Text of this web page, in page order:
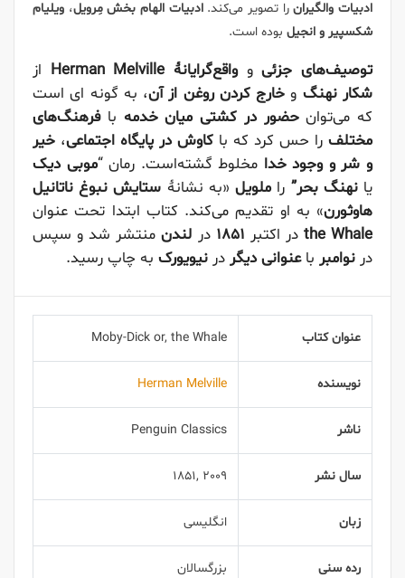
ادبیات والگیرانرا تصویر می‌کند.ادبیات الهام بخش مِرویل، ویلیام
شکسپیر و انجیل بوده‌ است.
توصیف‌های جزئیوواقع‌گرایانهٔ Herman Melville از
شکار نهنگ و خارج کردن روغن از آن، به گونه ای است
که می‌توانحضور در کشتی میان خدمه بافرهنگ‌های
مختلف را حس کرد که با کاوش در پایگاه اجتماعی، خیر
و شر و وجود خدا مخلوط گشته‌است. رمان “موبی دیک
یانهنگ بحر” راملویل«به نشانهٔ ستایش نبوغ ناتانیل
هاوثورن» به او تقدیم می‌کند. کتاب ابتدا تحت عنوان
the Whale در اکتبر در لندنمنتشر شد و سپس
در نوامبر باعنوانی دیگر در نیویورک به چاپ رسید.
عنوان کتاب Moby-Dick or, the Whale
نویسنده Herman Melville
ناشر Penguin Classics
سال نشر 2009 ,1851
زبان انگلیسی
رده سنی بزرگسالان